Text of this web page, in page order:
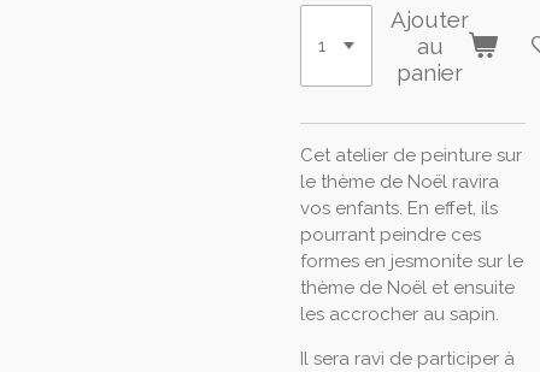
Ajouter
au
panier
Cet atelier de peinture sur
le thème de Noël ravira
vos enfants. En effet, ils
pourrant peindre ces
formes en jesmonite sur le
thème de Noël et ensuite
les accrocher au sapin.
Il sera ravi de participer à